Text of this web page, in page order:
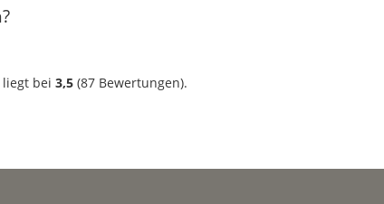
bei 3,5 (87 Bewertungen).